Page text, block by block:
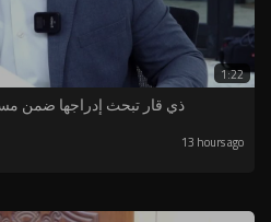
1:22
ذي قار تبحث إدراجها ضمن
13 hours ago